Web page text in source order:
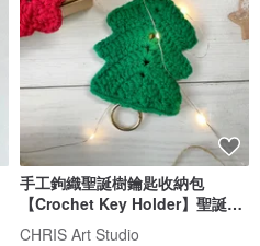
手工鉤織聖誕樹鑰匙收納包
【Crochet Key Holder】聖誕限
定
CHRIS Art Studio